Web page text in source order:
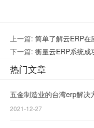
上一篇: 简单了解云ERP
势？
下一篇: 衡量云ERP系统成
热门文章
五金制造业的台湾erp解决
2021-12-27